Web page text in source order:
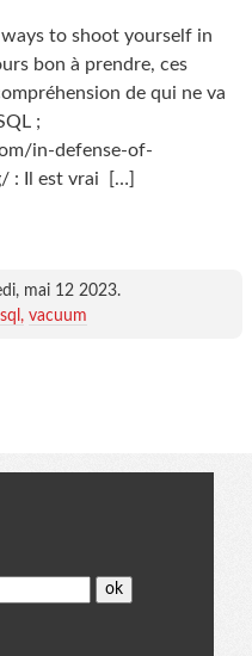
ways to shoot yourself in
bon à prendre, ces
de qui ne va
;
in-defense-of-
: Il est vrai
[…]
mai 12 2023.
vacuum